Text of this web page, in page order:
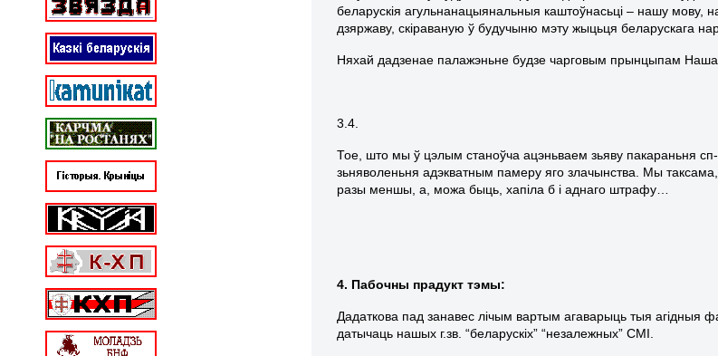
беларускія агульнанацыянальныя каштоўнасьці – нашу мову,
дзяржаву, скіраваную ў будучыню мэту жыцьця беларускага
Няхай дадзенае палажэньне будзе чарговым прынцыпам
3.4.
Тое, што мы ў цэлым станоўча ацэньваем зьяву пакараньня
зьняволеньня адэкватным памеру яго злачынства. Мы
разы меншы, а, можа быць, хапіла б і аднаго штрафу…
4. Пабочны прадукт тэмы:
Дадаткова пад занавес лічым вартым агаварыць тыя агідныя
датычаць нашых г.зв. “беларускіх” “незалежных” СМІ.